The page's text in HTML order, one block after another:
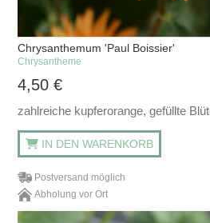
Chrysanthemum 'Paul Boissier'
Chrysantheme
4,50€
zahlreiche kupferorange, gefüllte
IN DEN WARENKORB
Postversand möglich
Abholung vor Ort